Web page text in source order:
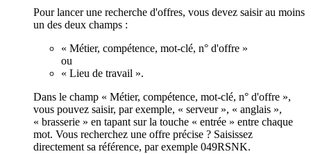
Pour lancer une recherche d'offres, vous devez saisir au moins
un des deux champs :
« Métier, compétence, mot-clé, n° d'offre »
ou
« Lieu de travail ».
Dans le champ « Métier, compétence, mot-clé, n° d'offre »,
vous pouvez saisir, par exemple, « serveur », « anglais »,
« brasserie » en tapant sur la touche « entrée » entre chaque
mot. Vous recherchez une offre précise ? Saisissez
directement sa référence, par exemple 049RSNK.